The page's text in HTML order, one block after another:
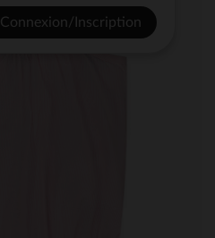
Connexion/Inscription